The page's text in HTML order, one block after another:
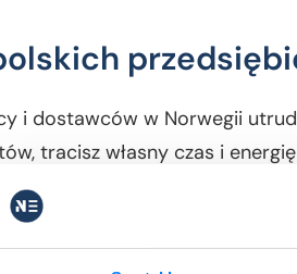
i dostawców w Norwegii
tracisz własny czas i